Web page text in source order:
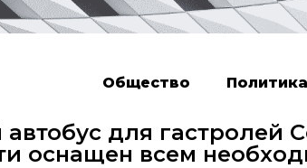
Общество Политика
для гастролей
оснащен всем